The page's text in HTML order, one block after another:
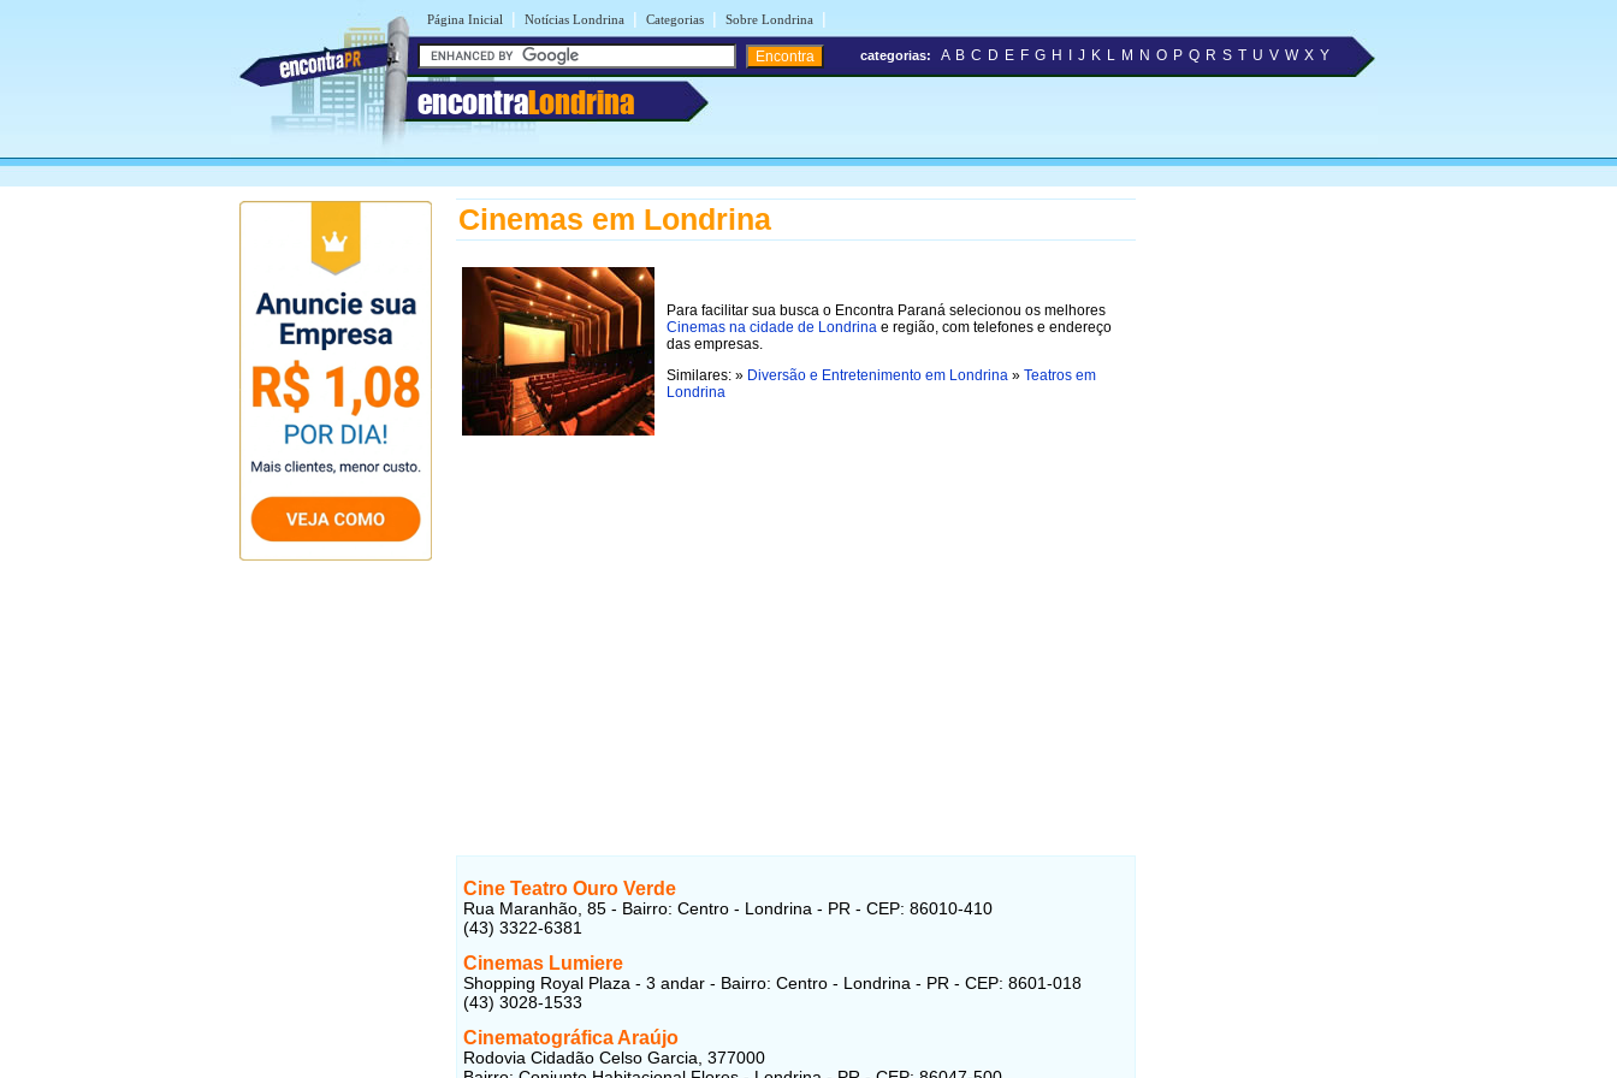
Página Inicial | Notícias Londrina | Categorias | Sobre Londrina |
encontraLondrina
categorias: A B C D E F G H J K L M N O P Q R S T U V W X Y
Cinemas em Londrina
Para facilitar sua busca o Encontra Paraná selecionou os melhores
Cinemas na cidade de Londrina e região, com telefones e endereço
das empresas.
Similares: » Diversão e Entretenimento em Londrina » Teatros em
Londrina
Cine Teatro Ouro Verde
Rua Maranhão, 85 - Bairro: Centro - Londrina - PR - CEP: 86010-410
(43) 3322-6381
Cinemas Lumiere
Shopping Royal Plaza - 3 andar - Bairro: Centro - Londrina - PR - CEP: 8601-018
(43) 3028-1533
Cinematográfica Araújo
Rodovia Cidadão Celso Garcia, 377000